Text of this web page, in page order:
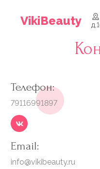
VikiBeauty
Телефон:
79116991897
Email:
info@vikibeauty.ru